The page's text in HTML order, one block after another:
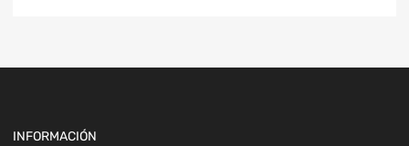
INFORMACIÓN